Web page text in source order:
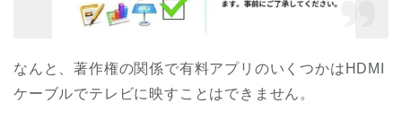
なんと、著作権の関係で有料アプリのいくつかはHDMI
ケーブルでテレビに映すことはできません。